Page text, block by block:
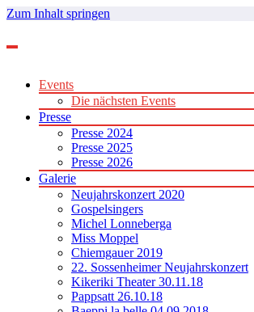
Zum Inhalt springen
Events
Die nächsten Events
Presse
Presse 2024
Presse 2025
Presse 2026
Galerie
Neujahrskonzert 2020
Gospelsingers
Michel Lonneberga
Miss Moppel
Chiemgauer 2019
22. Sossenheimer Neujahrskonzert
Kikeriki Theater 30.11.18
Pappsatt 26.10.18